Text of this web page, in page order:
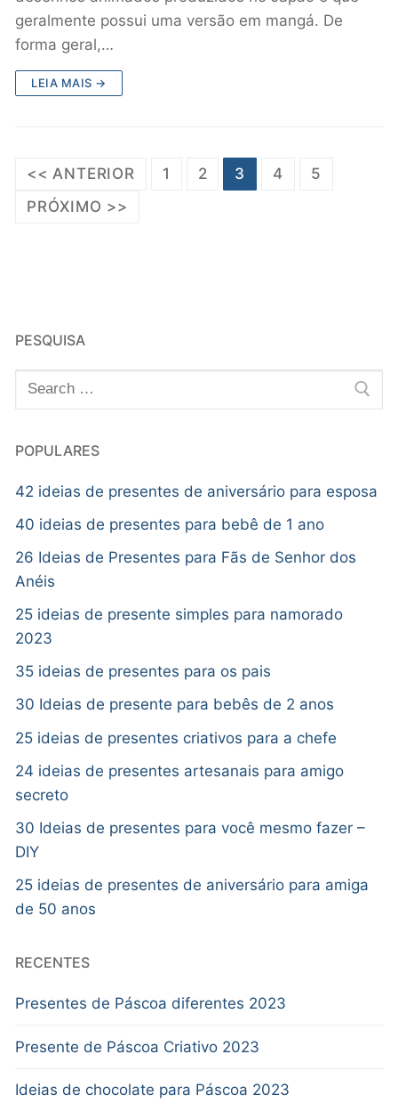
geralmente possui uma versão em mangá. De
forma geral,…
LEIA MAIS →
<< ANTERIOR 1 2 3 4
5
PRÓXIMO >>
PESQUISA
POPULARES
42 ideias de presentes de aniversário para esposa
40 ideias de presentes para bebê de 1 ano
26 Ideias de Presentes para Fãs de Senhor dos
Anéis
25 ideias de presente simples para namorado
2023
35 ideias de presentes para os pais
30 Ideias de presente para bebês de 2 anos
25 ideias de presentes criativos para a chefe
24 ideias de presentes artesanais para amigo
secreto
30 Ideias de presentes para você mesmo fazer –
DIY
25 ideias de presentes de aniversário para amiga
de 50 anos
RECENTES
Presentes de Páscoa diferentes 2023
Presente de Páscoa Criativo 2023
Ideias de chocolate para Páscoa 2023